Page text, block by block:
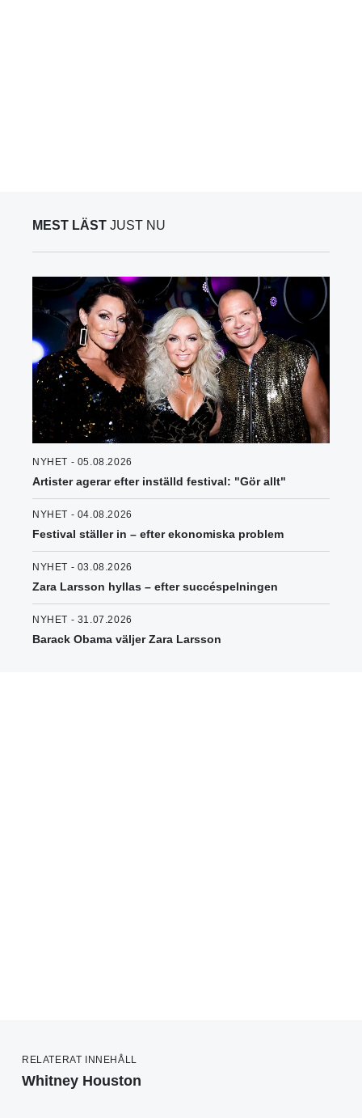
MEST LÄST JUST NU
NYHET - 05.08.2026
Artister agerar efter inställd festival: "Gör allt"
NYHET - 04.08.2026
Festival ställer in – efter ekonomiska problem
NYHET - 03.08.2026
Zara Larsson hyllas – efter succéspelningen
NYHET - 31.07.2026
Barack Obama väljer Zara Larsson
RELATERAT INNEHÅLL
Whitney Houston